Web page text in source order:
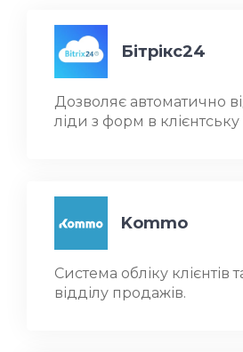
Бітрікс24
Дозволяє автоматично
ліди з форм в клієнтську
Kommo
Система обліку клієнтів
відділу продажів.